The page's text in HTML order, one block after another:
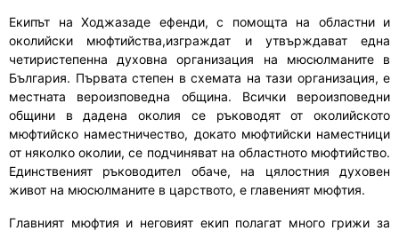
Екипът на Ходжазаде ефенди, с помощта на областни и
околийски мюфтийства,изграждат и утвърждават една
четиристепенна духовна организация на мюсюлманите в
България. Първата степен в схемата на тази организация, е
местната вероизповедна община. Всички вероизповедни
общини в дадена околия се ръководят от околийското
мюфтийско наместничество, докато мюфтийски наместници
от няколко околии,се подчиняват на областното мюфтийство.
Единственият ръководител обаче, на цялостния духовен
живот на мюсюлманите в царството, е главеният мюфтия.
Главният мюфтия и неговият екип полагат много грижи за